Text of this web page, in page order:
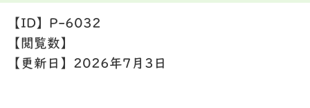
【ID】 P-6032
【閲覧数】
【更新日】 2026年7月3日